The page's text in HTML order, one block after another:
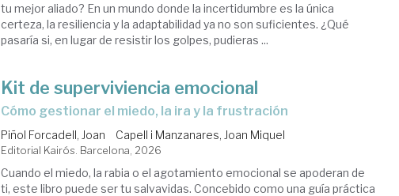
tu mejor aliado? En un mundo donde la incertidumbre es la única
certeza, la resiliencia y la adaptabilidad ya no son suficientes. ¿Qué
pasaría si, en lugar de resistir los golpes, pudieras ...
Kit de superviviencia emocional
Cómo gestionar el miedo, la ira y la frustración
Piñol Forcadell, Joan Capell i Manzanares, Joan Miquel
Editorial Kairós. Barcelona, 2026
Cuando el miedo, la rabia o el agotamiento emocional se apoderan de
ti, este libro puede ser tu salvavidas. Concebido como una guía práctica